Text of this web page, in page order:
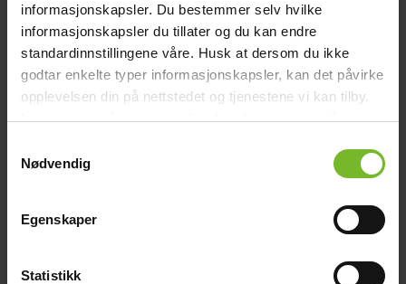
informasjonskapsler. Du bestemmer selv hvilke
informasjonskapsler du tillater og du kan endre
standardinnstillingene våre. Husk at dersom du ikke
godtar enkelte typer informasjonskapsler, kan det påvirke
opplevelsen din på nettstedet og tjenestene vi kan tilby.
Les mer om vårcookiepolicyher. Les mer om våre
Nødvendig
Egenskaper
Statistikk
Gasvarnare 12V/230V
Köp fler få 15%